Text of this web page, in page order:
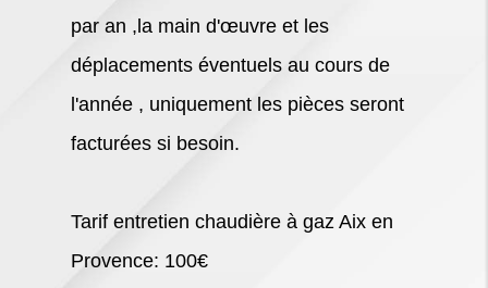
par an ,la main d'œuvre et les
déplacements éventuels au cours de
l'année , uniquement les pièces seront
facturées si besoin.
Tarif entretien chaudière à gaz Aix en
Provence: 100€